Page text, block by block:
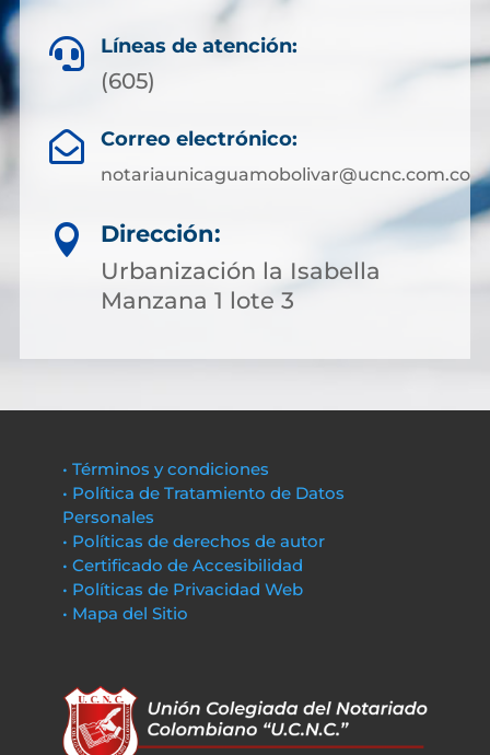
 Líneas de atención:
(605)
 Correo electrónico:
notariaunicaguamobolivar@ucnc.com.co

Dirección:
Urbanización la Isabella
Manzana 1 lote 3
• Términos y condiciones
• Política de Tratamiento de Datos
Personales
• Políticas de derechos de autor
• Certificado de Accesibilidad
• Políticas de Privacidad Web
• Mapa del Sitio